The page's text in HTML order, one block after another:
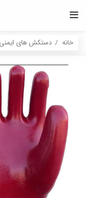
خانه دستکش های ایمنی